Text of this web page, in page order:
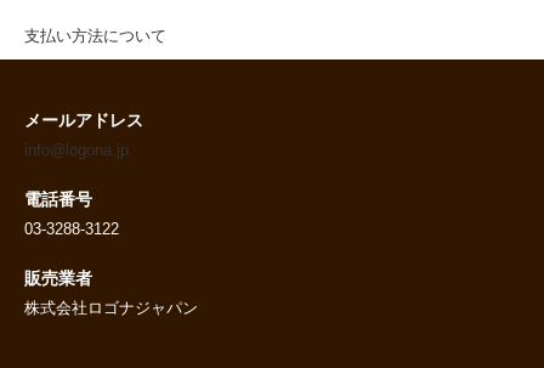
支払い方法について
メールアドレス
info@logona.jp
電話番号
03-3288-3122
販売業者
株式会社ロゴナジャパン